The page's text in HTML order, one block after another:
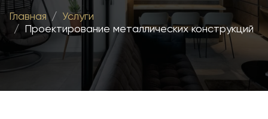
Главная
Услуги
Проектирование металлических конструкций